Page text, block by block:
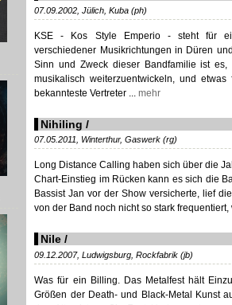
07.09.2002, Jülich, Kuba (ph)
KSE - Kos Style Emperio - steht für
verschiedener Musikrichtungen in Düren
Sinn und Zweck dieser Bandfamilie ist
musikalisch weiterzuentwickeln, und
bekannteste Vertreter ...
mehr
Nihiling /
07.05.2011, Winterthur, Gaswerk (rg)
Long Distance Calling haben sich über die
Chart-Einstieg im Rücken kann es sich die
Bassist Jan vor der Show versicherte, lief
von der Band noch nicht so stark
Nile /
09.12.2007, Ludwigsburg, Rockfabrik (jb)
Was für ein Billing. Das Metalfest hält
Größen der Death- und Black-Metal Kunst